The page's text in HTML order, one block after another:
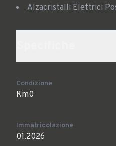
Alzacristalli Elettrici
Condizione
Km0
Immatricolazione
01.2026